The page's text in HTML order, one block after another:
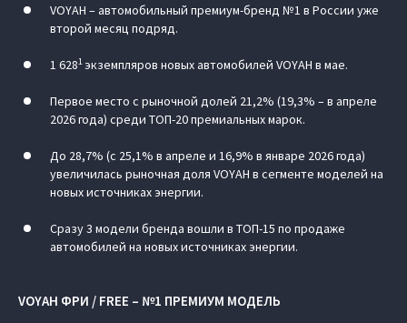
VOYAH – автомобильный премиум-бренд №1 в России уже
второй месяц подряд.
1 6281экземпляров новых автомобилей VOYAH в мае.
Первое место с рыночной долей 21,2% (19,3% – в апреле
2026 года) среди ТОП-20 премиальных марок.
До 28,7% (с 25,1% в апреле и 16,9% в январе 2026 года)
увеличилась рыночная доля VOYAH в сегменте моделей на
новых источниках энергии.
Сразу 3 модели бренда вошли в ТОП-15 по продаже
автомобилей на новых источниках энергии.
VOYAH ФРИ / FREE – №1 ПРЕМИУМ МОДЕЛЬ